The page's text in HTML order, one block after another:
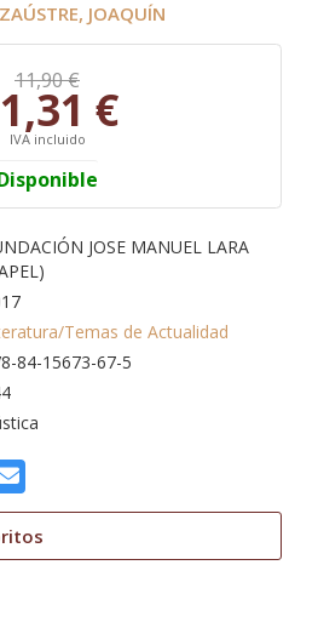
JOAQUÍN
11,90 €
€
IVA incluido
JOSE MANUEL LARA
Temas de Actualidad
84-15673-67-5